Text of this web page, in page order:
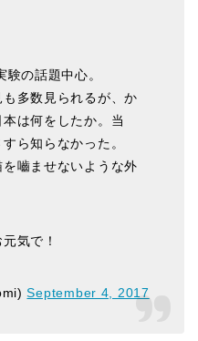
の話題中心。
多数見られるが、か
は何をしたか。当
ら知らなかった。
嚙ませないような外
気で！
September 4, 2017